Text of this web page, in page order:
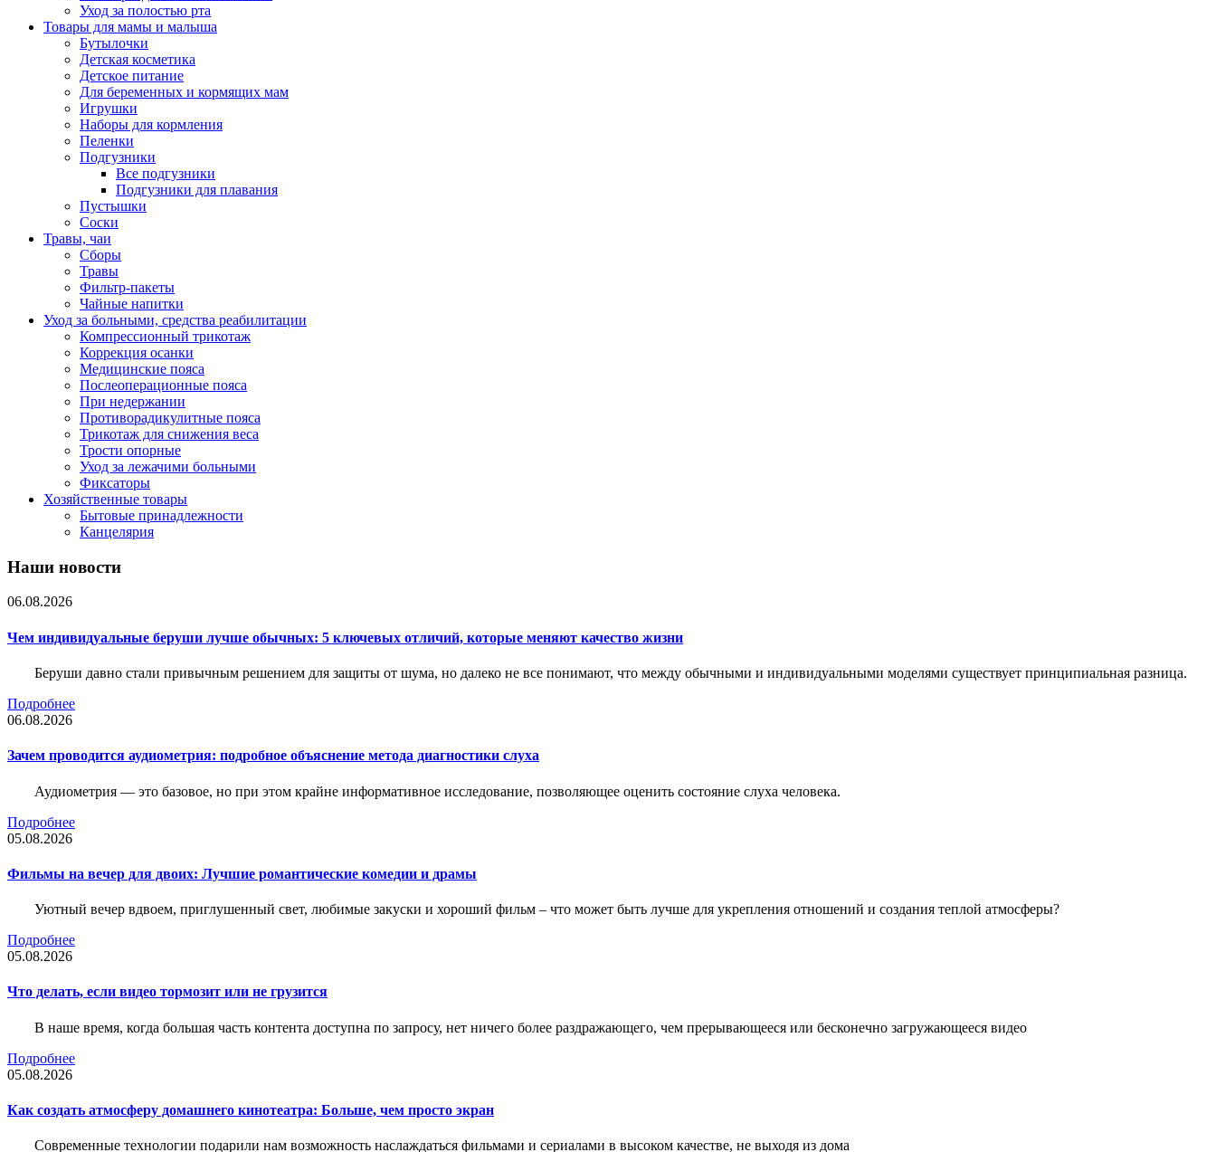
Уход за полостью рта
Товары для мамы и малыша
Бутылочки
Детская косметика
Детское питание
Для беременных и кормящих мам
Игрушки
Наборы для кормления
Пеленки
Подгузники
Все подгузники
Подгузники для плавания
Пустышки
Соски
Травы, чаи
Сборы
Травы
Фильтр-пакеты
Чайные напитки
Уход за больными, средства реабилитации
Компрессионный трикотаж
Коррекция осанки
Медицинские пояса
Послеоперационные пояса
При недержании
Противорадикулитные пояса
Трикотаж для снижения веса
Трости опорные
Уход за лежачими больными
Фиксаторы
Хозяйственные товары
Бытовые принадлежности
Канцелярия
Наши новости
06.08.2026
Чем индивидуальные беруши лучше обычных: 5 ключевых отличий, которые меняют качество жизни
Беруши давно стали привычным решением для защиты от шума, но далеко не все понимают, что между обычными и индивидуальными моделями существует принципиальная разница.
Подробнее
06.08.2026
Зачем проводится аудиометрия: подробное объяснение метода диагностики слуха
Аудиометрия — это базовое, но при этом крайне информативное исследование, позволяющее оценить состояние слуха человека.
Подробнее
05.08.2026
Фильмы на вечер для двоих: Лучшие романтические комедии и драмы
Уютный вечер вдвоем, приглушенный свет, любимые закуски и хороший фильм – что может быть лучше для укрепления отношений и создания теплой атмосферы?
Подробнее
05.08.2026
Что делать, если видео тормозит или не грузится
В наше время, когда большая часть контента доступна по запросу, нет ничего более раздражающего, чем прерывающееся или бесконечно загружающееся видео
Подробнее
05.08.2026
Как создать атмосферу домашнего кинотеатра: Больше, чем просто экран
Современные технологии подарили нам возможность наслаждаться фильмами и сериалами в высоком качестве, не выходя из дома